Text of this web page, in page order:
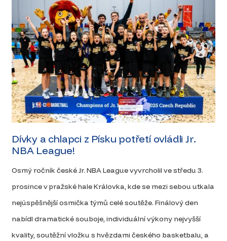
Dívky a chlapci z Písku potřetí ovládli Jr.
NBA League!
Osmý ročník české Jr. NBA League vyvrcholil ve středu 3.
prosince v pražské hale Královka, kde se mezi sebou utkala
nejúspěšnější osmička týmů celé soutěže. Finálový den
nabídl dramatické souboje, individuální výkony nejvyšší
kvality, soutěžní vložku s hvězdami českého basketbalu, a